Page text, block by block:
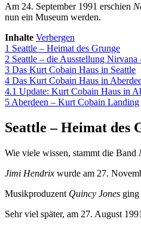
Am 24. September 1991 erschien
nun ein Museum werden.
Inhalte Verbergen
1 Seattle – Heimat des Grunge
2 Seattle – die Ausstellung
3 Das Kurt Cobain Haus in Seattle
4 Das Kurt Cobain Haus in
4.1 Update: Kurt Cobain Haus in
5 Aberdeen – Kurt Cobain Landing
Seattle – Heimat des
Wie viele wissen, stammt die Band
Jimi Hendrix wurde am 27.
Musikproduzent Quincy Jones
Sehr viel später, am 27. August